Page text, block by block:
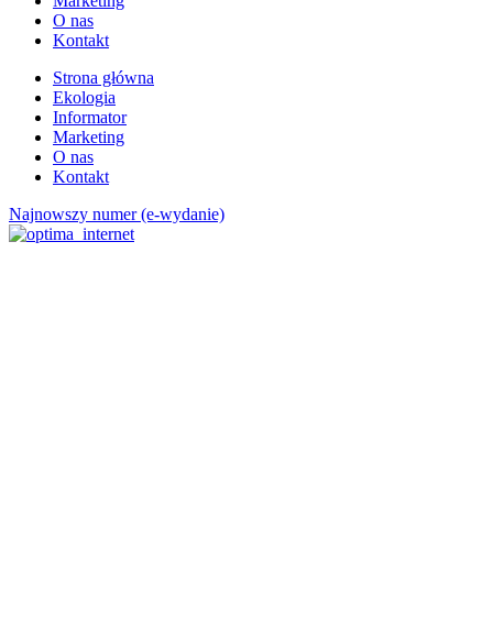
O nas
Kontakt
Strona główna
Ekologia
Informator
Marketing
O nas
Kontakt
Najnowszy numer (e-wydanie)